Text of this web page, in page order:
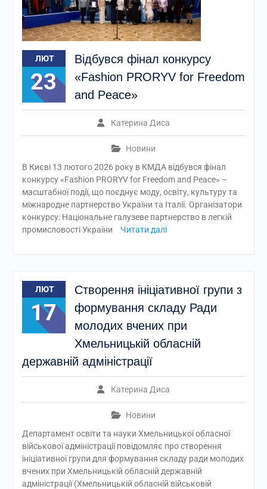
ЛЮТ
23
Відбувся фінал конкурсу
«Fashion PRORYV for Freedom
and Peace»
Катерина Диса
Новини
В Києві 13 лютого 2026 року в КМДА відбувся фінал
конкурсу «Fashion PRORYV for Freedom and Peace» –
масштабної події, що поєднує моду, освіту, культуру та
міжнародне партнерство України та Італії. Організатори
конкурсу: Національне галузеве партнерство в легкій
промисловості України
Читати далі
ЛЮТ
17
Створення ініціативної групи з
формування складу Ради
молодих вчених при
Хмельницькій обласній
державній адміністрації
Катерина Диса
Новини
Департамент освіти та науки Хмельницької обласної
військової адміністрації повідомляє про створення
ініціативної групи для формування складу ради молодих
вчених при Хмельницькій обласній державній
адміністрації (Хмельницькій обласній військовій